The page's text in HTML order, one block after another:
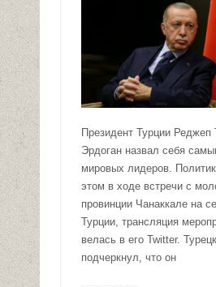
Президент Турции Реджеп
Эрдоган назвал себя
мировых лидеров.
этом в ходе встречи с
провинции Чанаккале на
Турции, трансляция
велась в его Twitter.
подчеркнул, что он